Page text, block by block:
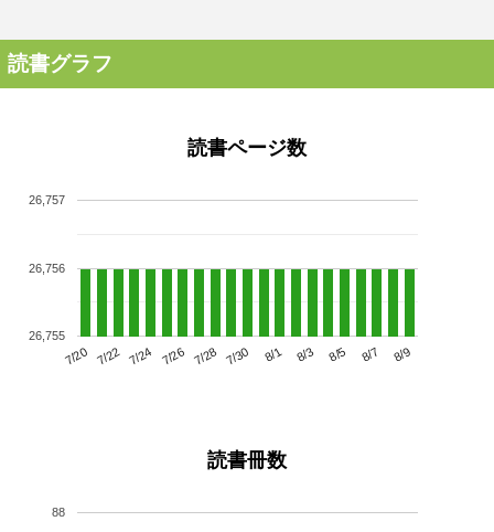
読書グラフ
読書ページ数
7/20 7/22 7/24 7/26 7/28 7/30 8/1 8/3 8/5 8/7 8/9
26,755
26,756
26,757
読書冊数
88